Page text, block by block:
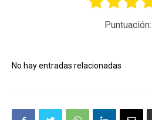
Puntuación:
No hay entradas relacionadas